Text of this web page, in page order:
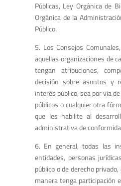
Públicas, Ley Orgánica de
Orgánica de la
Público.
5. Los Consejos
aquellas organizaciones de
tengan atribuciones,
decisión sobre asuntos y
interés público, sea por vía
públicos o cualquier otra
que les habilite al
administrativa de
6. En general, todas las
entidades, personas
público o de derecho
manera tenga participación